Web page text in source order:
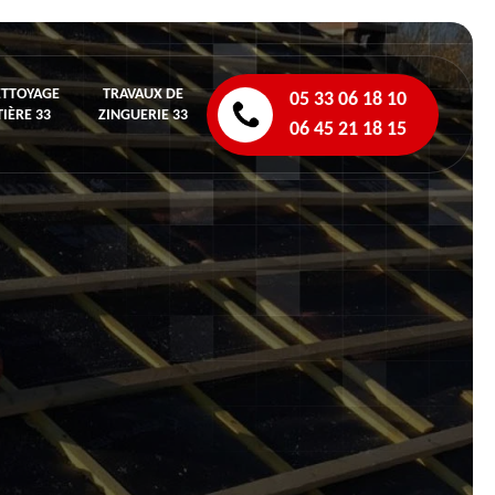
33
TRAVAUX DE
ZINGUERIE 33
05 33 06 18 10
06 45 21 18 15